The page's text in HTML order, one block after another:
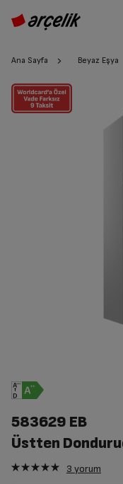
Ana Sayfa Beyaz Eşya
583629 EB
Üstten
3 yorum